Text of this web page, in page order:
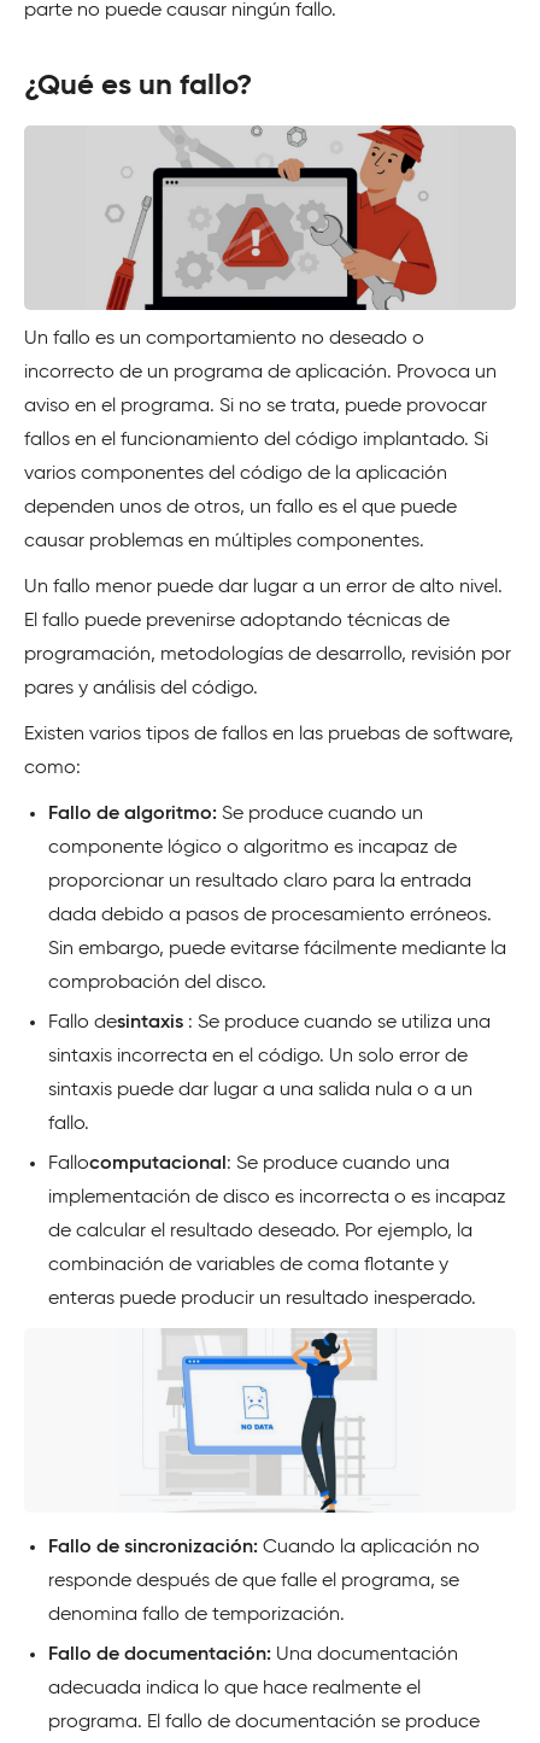
parte no puede causar ningún fallo.
¿Qué es un fallo?
Un fallo es un comportamiento no deseado o
incorrecto de un programa de aplicación. Provoca un
aviso en el programa. Si no se trata, puede provocar
fallos en el funcionamiento del código implantado. Si
varios componentes del código de la aplicación
dependen unos de otros, un fallo es el que puede
causar problemas en múltiples componentes.
Un fallo menor puede dar lugar a un error de alto nivel.
El fallo puede prevenirse adoptando técnicas de
programación, metodologías de desarrollo, revisión por
pares y análisis del código.
Existen varios tipos de fallos en las pruebas de software,
como:
Fallo de algoritmo: Se produce cuando un
componente lógico o algoritmo es incapaz de
proporcionar un resultado claro para la entrada
dada debido a pasos de procesamiento erróneos.
Sin embargo, puede evitarse fácilmente mediante la
comprobación del disco.
Fallo desintaxis : Se produce cuando se utiliza una
sintaxis incorrecta en el código. Un solo error de
sintaxis puede dar lugar a una salida nula o a un
fallo.
Fallocomputacional: Se produce cuando una
implementación de disco es incorrecta o es incapaz
de calcular el resultado deseado. Por ejemplo, la
combinación de variables de coma flotante y
enteras puede producir un resultado inesperado.
Fallo de sincronización: Cuando la aplicación no
responde después de que falle el programa, se
denomina fallo de temporización.
Fallo de documentación: Una documentación
adecuada indica lo que hace realmente el
programa. El fallo de documentación se produce